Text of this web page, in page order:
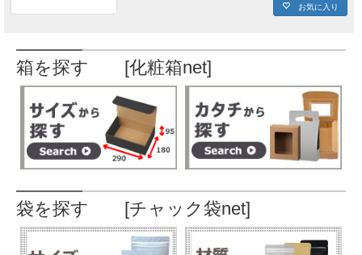
お気に入り
箱を探す [化粧箱net]
袋を探す [チャック袋net]